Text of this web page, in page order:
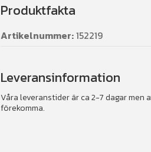
Produktfakta
Artikelnummer:152219
Leveransinformation
Våra leveranstider är ca 2-7 dagar men
förekomma.